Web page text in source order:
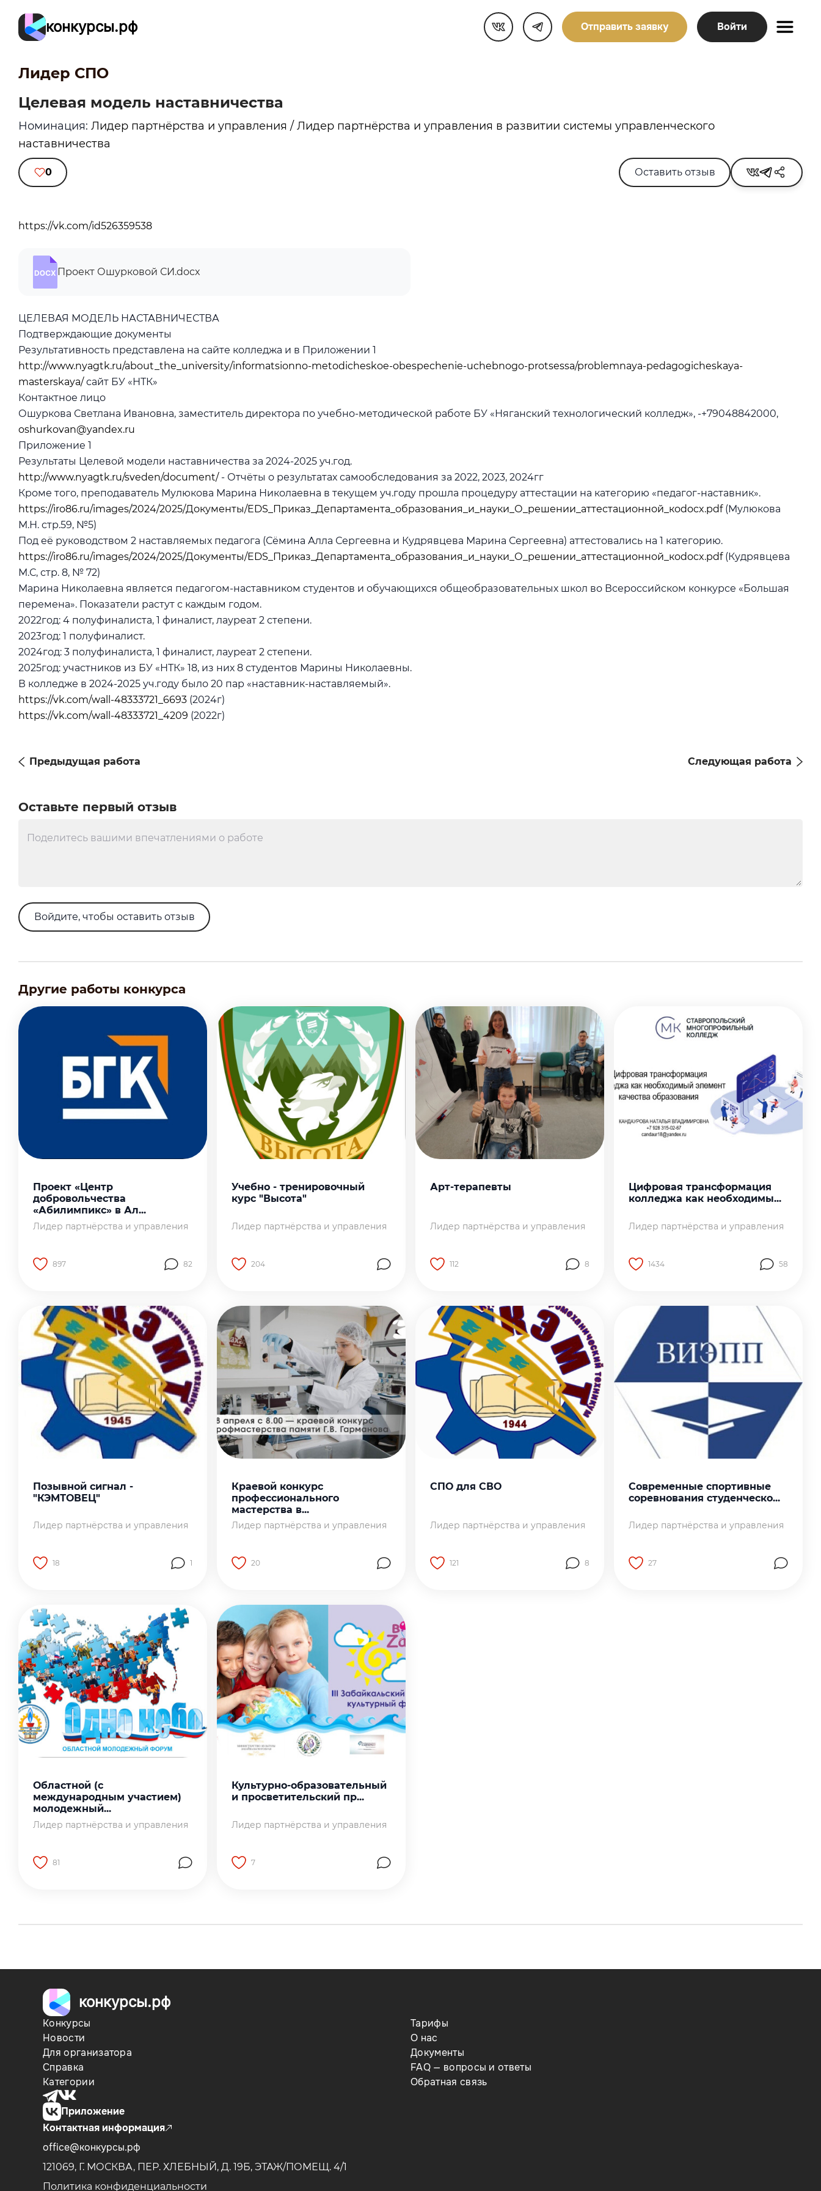
конкурсы.рф Отправить заявку Войти
Лидер СПО
Целевая модель наставничества
Номинация: Лидер партнёрства и управления / Лидер партнёрства и управления в развитии системы управленческого
наставничества
0 Оставить отзыв
https://vk.com/id526359538
Проект Ошурковой СИ.docx
ЦЕЛЕВАЯ МОДЕЛЬ НАСТАВНИЧЕСТВА
Подтверждающие документы
Результативность представлена на сайте колледжа и в Приложении 1
http://www.nyagtk.ru/about_the_university/informatsionno-metodicheskoe-obespechenie-uchebnogo-protsessa/problemnaya-pedagogicheskaya-
masterskaya/сайт БУ «НТК»
Контактное лицо
Ошуркова Светлана Ивановна, заместитель директора по учебно-методической работе БУ «Няганский технологический колледж», -+79048842000,
oshurkovan@yandex.ru
Приложение 1
Результаты Целевой модели наставничества за 2024-2025 уч.год.
http://www.nyagtk.ru/sveden/document/- Отчёты о результатах самообследования за 2022, 2023, 2024гг
Кроме того, преподаватель Мулюкова Марина Николаевна в текущем уч.году прошла процедуру аттестации на категорию «педагог-наставник».
https://iro86.ru/images/2024/2025/Документы/EDS_Приказ_Департамента_образования_и_науки_О_решении_аттестационной_коdocx.pdf(Мулюкова
М.Н. стр.59, №5)
Под её руководством 2 наставляемых педагога (Сёмина Алла Сергеевна и Кудрявцева Марина Сергеевна) аттестовались на 1 категорию.
https://iro86.ru/images/2024/2025/Документы/EDS_Приказ_Департамента_образования_и_науки_О_решении_аттестационной_коdocx.pdf(Кудрявцева
М.С, стр. 8, № 72)
Марина Николаевна является педагогом-наставником студентов и обучающихся общеобразовательных школ во Всероссийском конкурсе «Большая
перемена». Показатели растут с каждым годом.
2022год: 4 полуфиналиста, 1 финалист, лауреат 2 степени.
2023год: 1 полуфиналист.
2024год: 3 полуфиналиста, 1 финалист, лауреат 2 степени.
2025год: участников из БУ «НТК» 18, из них 8 студентов Марины Николаевны.
В колледже в 2024-2025 уч.году было 20 пар «наставник-наставляемый».
https://vk.com/wall-48333721_6693 (2024г)
https://vk.com/wall-48333721_4209 (2022г)
Предыдущая работа Следующая работа
Оставьте первый отзыв
Войдите, чтобы оставить отзыв
Другие работы конкурса
Проект «Центр
добровольчества
«Абилимпикс» в Ал...
Лидер партнёрства и управления
897 82
Учебно - тренировочный
курс "Высота"
Лидер партнёрства и управления
204
Арт-терапевты
Лидер партнёрства и управления
112 8
Цифровая трансформация
колледжа как необходимы...
Лидер партнёрства и управления
1434 58
Позывной сигнал -
"КЭМТОВЕЦ"
Лидер партнёрства и управления
18 1
Краевой конкурс
профессионального
мастерства в...
Лидер партнёрства и управления
20
СПО для СВО
Лидер партнёрства и управления
121 8
Современные спортивные
соревнования студенческо...
Лидер партнёрства и управления
27
Областной (с
международным участием)
молодежный...
Лидер партнёрства и управления
81
Культурно-образовательный
и просветительский пр...
Лидер партнёрства и управления
7
конкурсы.рф
Конкурсы
Новости
Для организатора
Справка
Категории
Тарифы
О нас
Документы
FAQ — вопросы и ответы
Обратная связь
Приложение
Контактная информация
office@конкурсы.рф
121069, Г. МОСКВА, ПЕР. ХЛЕБНЫЙ, Д. 19Б, ЭТАЖ/ПОМЕЩ. 4/1
Политика конфиденциальности